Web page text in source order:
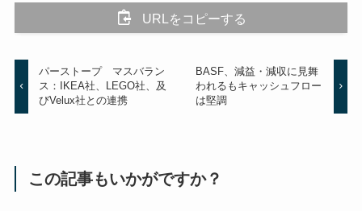
URLをコピーする
パーストープ マスバラン
ス：IKEA社、LEGO社、及
びVelux社との連携
BASF、減益・減収に見舞
われるもキャッシュフロー
は堅調
この記事もいかがですか？